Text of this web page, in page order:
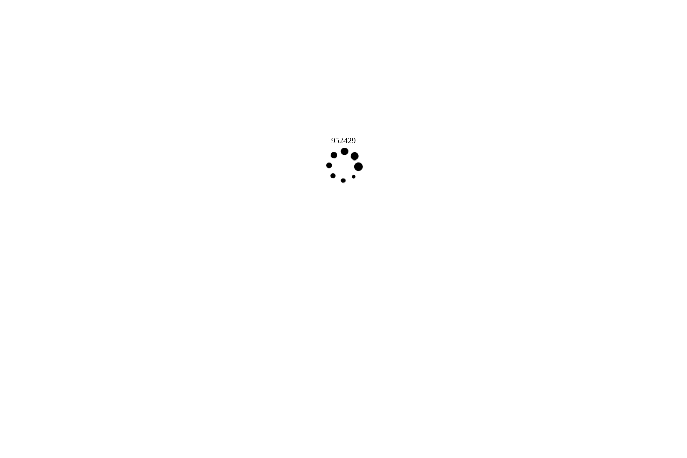
952429